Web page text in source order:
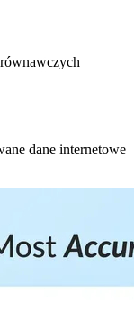
dane internetowe